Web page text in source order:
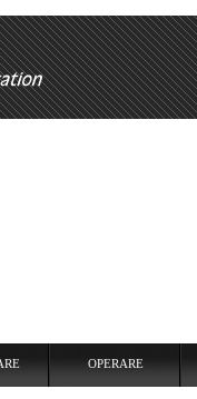
OPERARE